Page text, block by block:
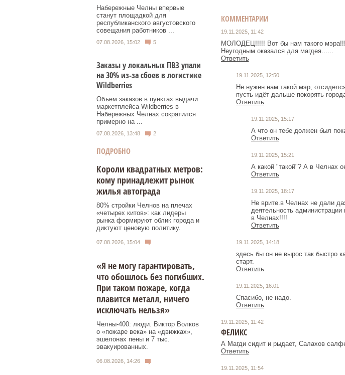
Набережные Челны впервые
станут площадкой для
республиканского августовского
совещания работников ...
07.08.2026, 15:02 5
Заказы у локальных ПВЗ упали
на 30% из-за сбоев в логистике
Wildberries
Объем заказов в пунктах выдачи
маркетплейса Wildberries в
Набережных Челнах сократился
примерно на ...
07.08.2026, 13:48 2
ПОДРОБНО
Короли квадратных метров:
кому принадлежит рынок
жилья автограда
80% стройки Челнов на плечах
«четырех китов»: как лидеры
рынка формируют облик города и
диктуют ценовую политику.
07.08.2026, 15:04
«Я не могу гарантировать,
что обошлось без погибших.
При таком пожаре, когда
плавится металл, ничего
исключать нельзя»
Челны-400: люди. Виктор Волков
о «пожаре века» на «движках»,
эшелонах пены и 7 тыс.
эвакуированных.
06.08.2026, 14:26
КОММЕНТАРИИ
19.11.2025, 11:42
МОЛОДЕЦ!!!!! Вот бы нам такого
Неугодным оказался для магдея......
Ответить
19.11.2025, 12:50
Не нужен нам такой мэр,
пусть идёт дальше покорять
Ответить
19.11.2025, 15:17
А что он тебе должен был
Ответить
19.11.2025, 15:21
А какой "такой"? А в Челнах
Ответить
19.11.2025, 18:17
Не врите.в Челнах не дали
деятельность
в Челнах!!!!
Ответить
19.11.2025, 14:18
здесь бы он не вырос так быстро
старт.
Ответить
19.11.2025, 16:01
Спасибо, не надо.
Ответить
19.11.2025, 11:42
ФЕЛИКС
А Магди сидит и рыдает, Салахов
Ответить
19.11.2025, 11:54